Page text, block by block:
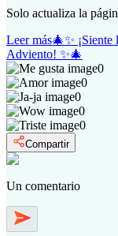
Solo actualiza la
Leer más🎄✨
Adviento! ✨🎄
0
0
0
0
0
Compartir
Un comentario